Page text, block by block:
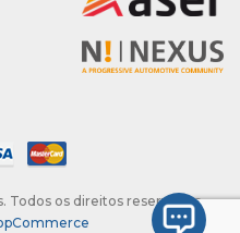
Todos os direitos reservados.